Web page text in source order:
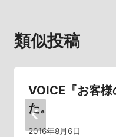
シ
ョ
類似投稿
VOICE『お客
た。
2016年8月6日